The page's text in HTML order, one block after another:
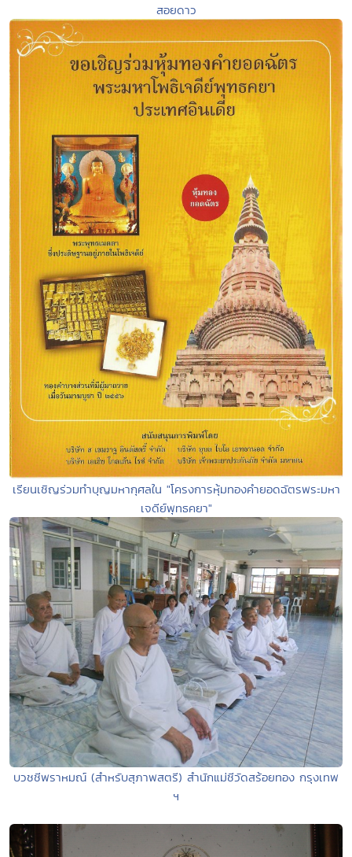
สอยดาว
เรียนเชิญร่วมทำบุญมหากุศลใน "โครงการหุ้มทองคำยอดฉัตรพระมหา
เจดีย์พุทธคยา"
บวชชีพราหมณ์ (สำหรับสุภาพสตรี) สำนักแม่ชีวัดสร้อยทอง กรุงเทพ
ฯ